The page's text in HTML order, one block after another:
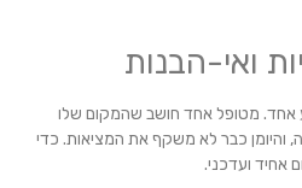
ואי-הבנות
אחד. מטופל אחד חושב שהמקום שלו
והיומן כבר לא משקף את המציאות. כדי
אחיד ועדכני.